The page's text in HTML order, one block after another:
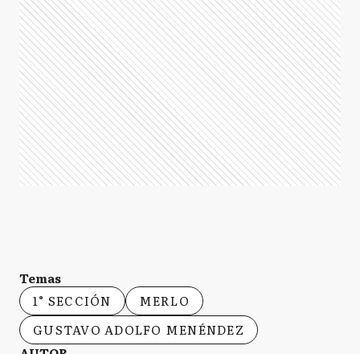
Temas
1° SECCIÓN
MERLO
GUSTAVO ADOLFO MENÉNDEZ